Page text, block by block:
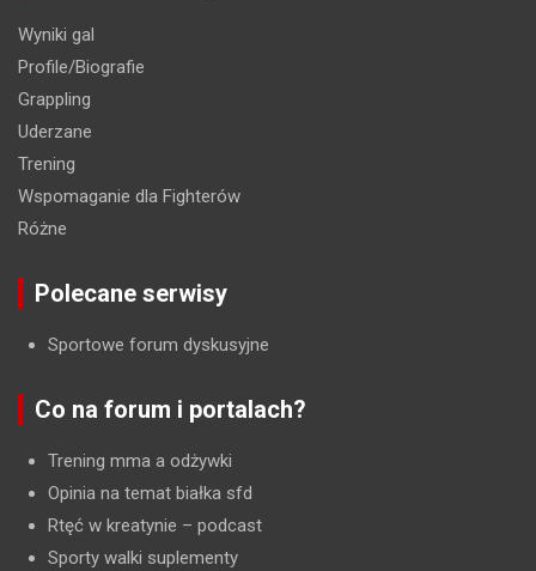
Wyniki gal
Profile/Biografie
Grappling
Uderzane
Trening
Wspomaganie dla Fighterów
Różne
Polecane serwisy
Sportowe forum dyskusyjne
Co na forum i portalach?
Trening mma a odżywki
Opinia na temat białka sfd
Rtęć w kreatynie – podcast
Sporty walki suplementy